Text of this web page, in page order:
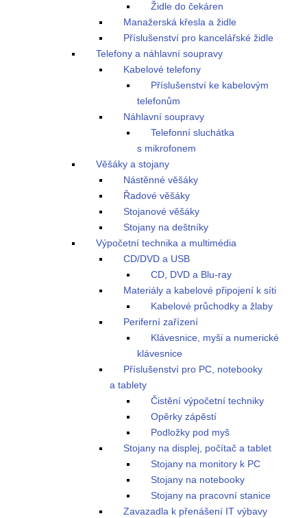
Židle do čekáren
Manažerská křesla a židle
Příslušenství pro kancelářské židle
Telefony a náhlavní soupravy
Kabelové telefony
Příslušenství ke kabelovým
telefonům
Náhlavní soupravy
Telefonní sluchátka
s mikrofonem
Věšáky a stojany
Nástěnné věšáky
Řadové věšáky
Stojanové věšáky
Stojany na deštníky
Výpočetní technika a multimédia
CD/DVD a USB
CD, DVD a Blu-ray
Materiály a kabelové připojení k síti
Kabelové průchodky a žlaby
Periferní zařízení
Klávesnice, myši a numerické
klávesnice
Příslušenství pro PC, notebooky
a tablety
Čistění výpočetní techniky
Opěrky zápěstí
Podložky pod myš
Stojany na displej, počítač a tablet
Stojany na monitory k PC
Stojany na notebooky
Stojany na pracovní stanice
Zavazadla k přenášení IT výbavy